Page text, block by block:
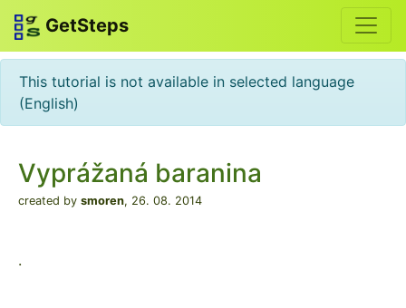
GetSteps
This tutorial is not available in selected language
(English)
Vyprážaná baranina
created by smoren, 26. 08. 2014
.